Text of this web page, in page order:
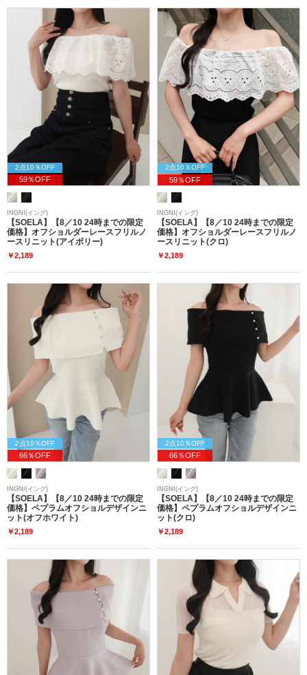
2点10％OFF
59％OFF
INGNI(イング)
【SOELA】【8／10 24時までの限定
価格】オフショルダーレースフリルノ
ースリニット(アイボリー)
￥2,189
2点10％OFF
59％OFF
INGNI(イング)
【SOELA】【8／10 24時までの限定
価格】オフショルダーレースフリルノ
ースリニット(クロ)
￥2,189
2点10％OFF
66％OFF
INGNI(イング)
【SOELA】【8／10 24時までの限定
価格】ペプラムオフショルデザインニ
ット(オフホワイト)
￥2,189
2点10％OFF
66％OFF
INGNI(イング)
【SOELA】【8／10 24時までの限定
価格】ペプラムオフショルデザインニ
ット(クロ)
￥2,189